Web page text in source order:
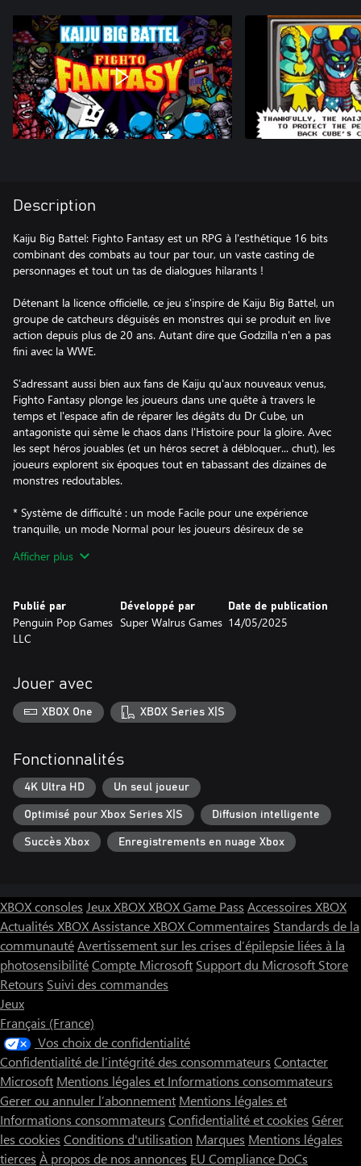
Description
Kaiju Big Battel: Fighto Fantasy est un RPG à l'esthétique 16 bits
combinant des combats au tour par tour, un vaste casting de
personnages et tout un tas de dialogues hilarants !
Détenant la licence officielle, ce jeu s'inspire de Kaiju Big Battel, un
groupe de catcheurs déguisés en monstres qui se produit en live
action depuis plus de 20 ans. Autant dire que Godzilla n'en a pas
fini avec la WWE.
S'adressant aussi bien aux fans de Kaiju qu'aux nouveaux venus,
Fighto Fantasy plonge les joueurs dans une quête à travers le
temps et l'espace afin de réparer les dégâts du Dr Cube, un
antagoniste qui sème le chaos dans l'Histoire pour la gloire. Avec
les sept héros jouables (et un héros secret à débloquer... chut), les
joueurs explorent six époques tout en tabassant des dizaines de
monstres redoutables.
* Système de difficulté : un mode Facile pour une expérience
tranquille, un mode Normal pour les joueurs désireux de se
laisser leur peau.
tour par tour. Chacun des sept héros principaux a ses propres
forces et faiblesses.
* Histoires secondaires : prenez le temps d'aider des locaux
Terrassez une momie ultra musclée, secourez les héros Kaiju
perdus et adoptez des chats !
Afficher plus
Publié par
Penguin Pop Games
LLC
Développé par
Super Walrus Games
Date de publication
14/05/2025
Jouer avec
XBOX One XBOX Series X|S
Fonctionnalités
4K Ultra HD Un seul joueur
Optimisé pour Xbox Series X|S Diffusion intelligente
Succès Xbox Enregistrements en nuage Xbox
XBOX consoles Jeux XBOXXBOX Game Pass Accessoires XBOX
Actualités XBOXAssistance XBOXCommentaires Standards de la
communautéAvertissement sur les crises d’épilepsie liées à la
photosensibilitéCompte Microsoft Support du Microsoft Store
Retours Suivi des commandes
Jeux
Français (France)
Vos choix de confidentialité
Confidentialité de l’intégrité des consommateurs Contacter
Microsoft Mentions légales et Informations consommateurs
Gerer ou annuler l’abonnement Mentions légales et
Informations consommateurs Confidentialité et cookies Gérer
les cookies Conditions d'utilisation Marques Mentions légales
tierces À propos de nos annonces EU Compliance DoCs